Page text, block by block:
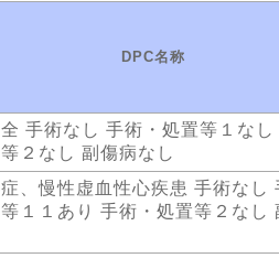
DPC名称
手術なし 手術・処置等１なし
２なし 副傷病なし
、慢性虚血性心疾患 手術なし
１１あり 手術・処置等２なし